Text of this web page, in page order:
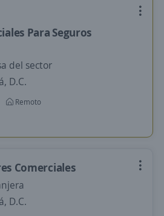
Para Seguros
del sector
D.C.
Remoto
Comerciales
D.C.